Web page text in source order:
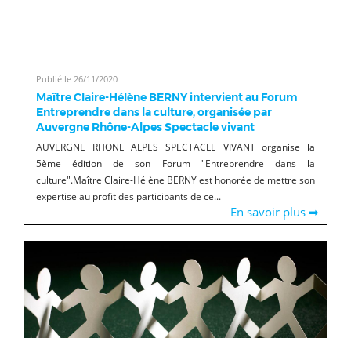
Publié le 26/11/2020
Maître Claire-Hélène BERNY intervient au Forum
Entreprendre dans la culture, organisée par
Auvergne Rhône-Alpes Spectacle vivant
AUVERGNE RHONE ALPES SPECTACLE VIVANT organise la
5ème édition de son Forum "Entreprendre dans la
culture".Maître Claire-Hélène BERNY est honorée de mettre son
expertise au profit des participants de ce...
En savoir plus ➡